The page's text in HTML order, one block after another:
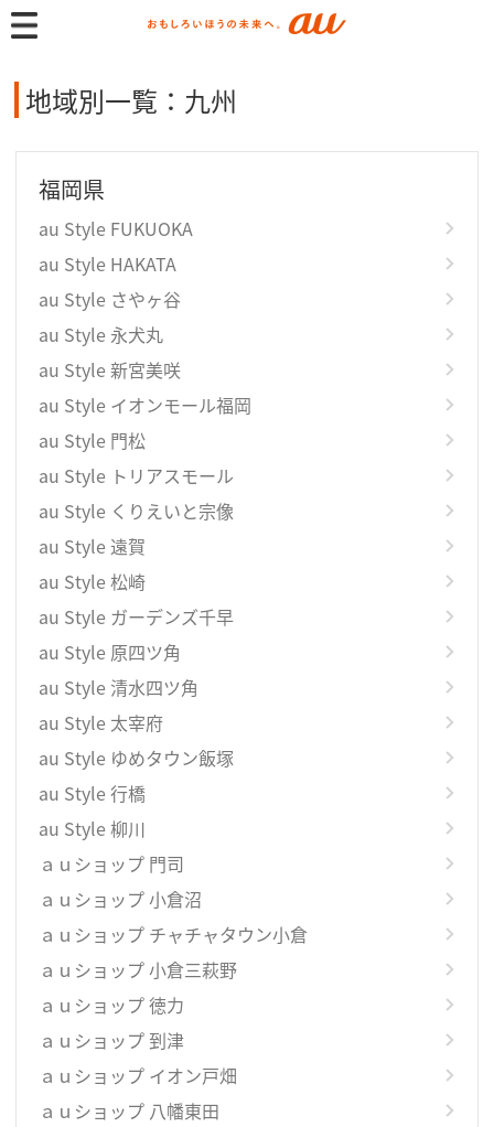
地域別一覧：九州
福岡県
au Style FUKUOKA
au Style HAKATA
au Style さやヶ谷
au Style 永犬丸
au Style 新宮美咲
au Style イオンモール福岡
au Style 門松
au Style トリアスモール
au Style くりえいと宗像
au Style 遠賀
au Style 松崎
au Style ガーデンズ千早
au Style 原四ツ角
au Style 清水四ツ角
au Style 太宰府
au Style ゆめタウン飯塚
au Style 行橋
au Style 柳川
ａｕショップ 門司
ａｕショップ 小倉沼
ａｕショップ チャチャタウン小倉
ａｕショップ 小倉三萩野
ａｕショップ 徳力
ａｕショップ 到津
ａｕショップ イオン戸畑
ａｕショップ 八幡東田